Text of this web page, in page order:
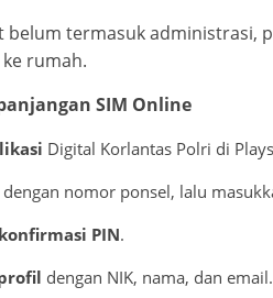
belum termasuk administrasi,
rumah.
SIM Online
Digital Korlantas Polri di
dengan nomor ponsel, lalu
PIN.
dengan NIK, nama, dan email.